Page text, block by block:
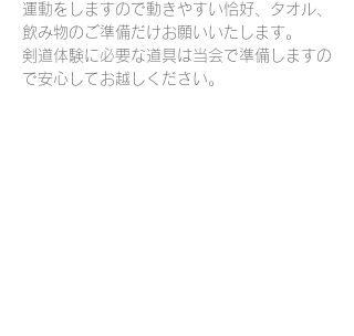
運動をしますので動きやすい恰好、タオル、
飲み物のご準備だけお願いいたします。
剣道体験に必要な道具は当会で準備しますの
で安心してお越しください。